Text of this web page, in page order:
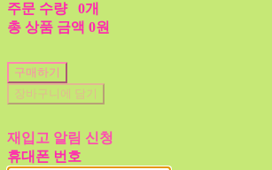
주문 수량
0개
총 상품 금액 0원
구매하기
장바구니에 담기
재입고 알림 신청
휴대폰 번호